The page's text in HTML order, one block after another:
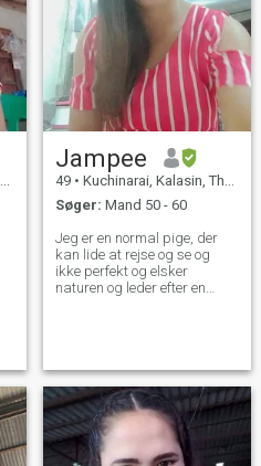
Jampee
49 • Kuchinarai, Kalasin, Thailand
Søger: Mand 50 - 60
Jeg er en normal pige, der
kan lide at rejse og se og
ikke perfekt og elsker
naturen og leder efter en